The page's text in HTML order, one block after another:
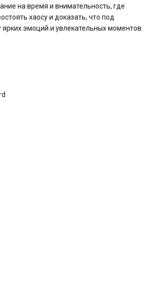
на время и внимательность, где
хаосу и доказать, что под
эмоций и увлекательных моментов.